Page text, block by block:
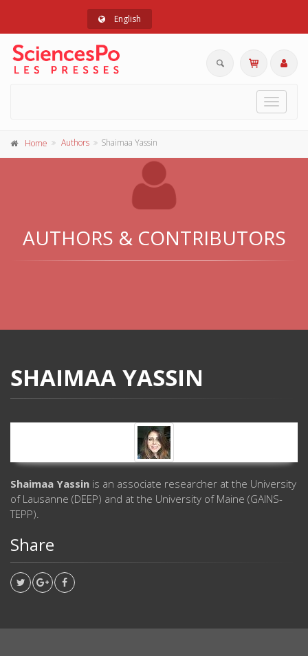
English
Toggle
Home Authors Shaimaa Yassin
AUTHORS & CONTRIBUTORS
SHAIMAA YASSIN
Shaimaa Yassin is an associate researcher at the University
of Lausanne (DEEP) and at the University of Maine (GAINS-
TEPP).
Share